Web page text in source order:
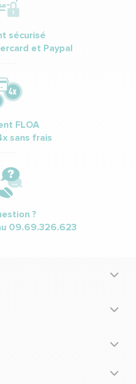
sécurisé
et Paypal
FLOA
sans frais
?
09.69.326.623